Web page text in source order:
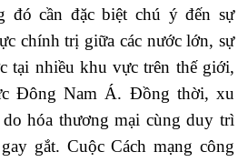
đó cần đặc biệt chú ý đến sự
chính trị giữa các nước lớn, sự
tại nhiều khu vực trên thế giới,
Đông Nam Á. Đồng thời, xu
hóa thương mại cùng duy trì
gắt. Cuộc Cách mạng công